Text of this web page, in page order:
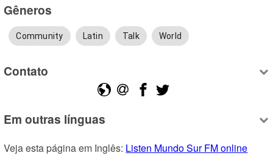
Gêneros
Community Latin Talk World
Contato
Em outras línguas
Veja esta página em Inglês: Listen Mundo Sur FM online